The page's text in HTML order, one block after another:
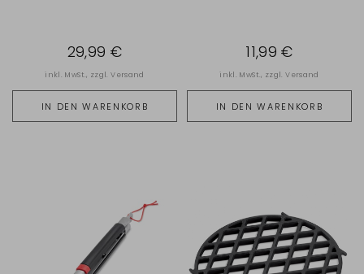
IN DEN WARENKORB
29,99 €
inkl. MwSt., zzgl.Versand
IN DEN WARENKORB
11,99 €
inkl. MwSt., zzgl.Versand